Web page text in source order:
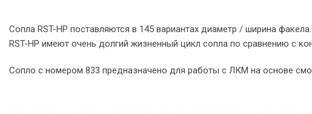
Сопла RST-HP поставляются в 145 вариантах диаметр / ширина
RST-HP имеют очень долгий жизненный цикл сопла по сравнению с
Сопло с номером 833 предназначено для работы с ЛКМ на основе